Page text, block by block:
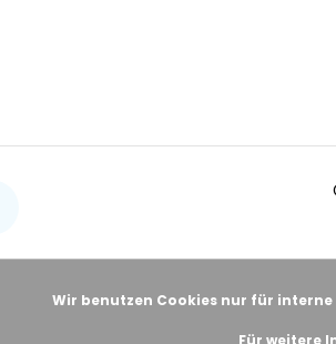
Wir benutzen Cookies nur für interne
Für weitere